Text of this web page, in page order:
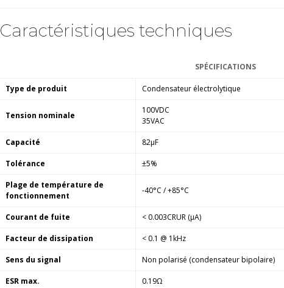
135,99 € 159,99 €
AUDIOPHONICS DAW-S250NC
790,00 €
CLOSED NOIRE Casque...
919,00 €
EVERSOLO DMP-A6 MASTER
1 290,00 €
Casque AK4191 +...
Caractéristiques techniques
SPÉCIFICATIONS
Type de produit Condensateur électrolytique
Tension nominale
100VDC
35VAC
Capacité 82µF
Tolérance ±5%
Plage de température de
fonctionnement
-40°C / +85°C
Courant de fuite < 0.003CRUR (µA)
Facteur de dissipation < 0.1 @ 1kHz
Sens du signal Non polarisé (condensateur bipolaire)
ESR max. 0.19Ω